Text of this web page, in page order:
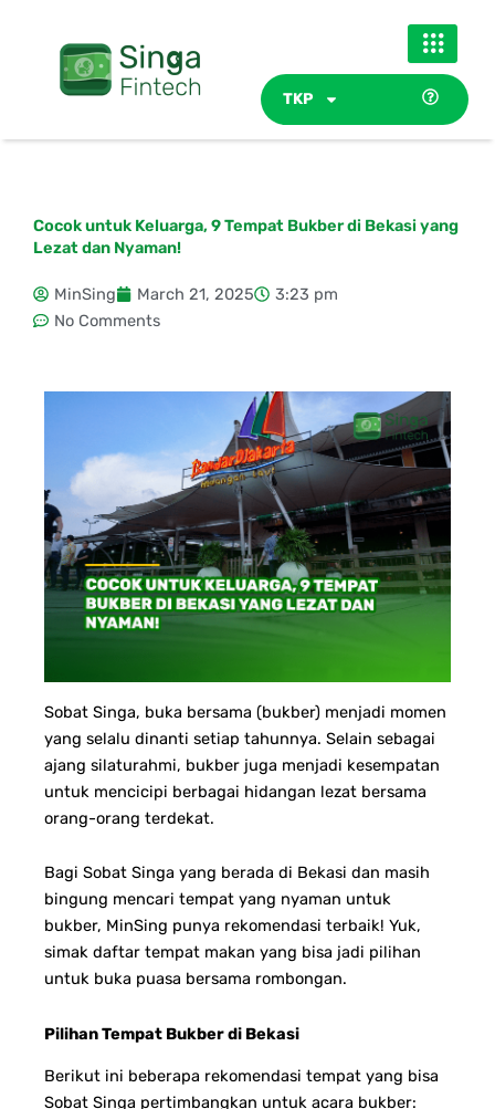
TKP
Cocok untuk Keluarga, 9 Tempat Bukber di Bekasi yang
Lezat dan Nyaman!
MinSing March 21, 2025
3:23 pm
No Comments
Sobat Singa, buka bersama (bukber) menjadi momen
yang selalu dinanti setiap tahunnya. Selain sebagai
ajang silaturahmi, bukber juga menjadi kesempatan
untuk mencicipi berbagai hidangan lezat bersama
orang-orang terdekat.
Bagi Sobat Singa yang berada di Bekasi dan masih
bingung mencari tempat yang nyaman untuk
bukber, MinSing punya rekomendasi terbaik! Yuk,
simak daftar tempat makan yang bisa jadi pilihan
untuk buka puasa bersama rombongan.
Pilihan Tempat Bukber di Bekasi
Berikut ini beberapa rekomendasi tempat yang bisa
Sobat Singa pertimbangkan untuk acara bukber: